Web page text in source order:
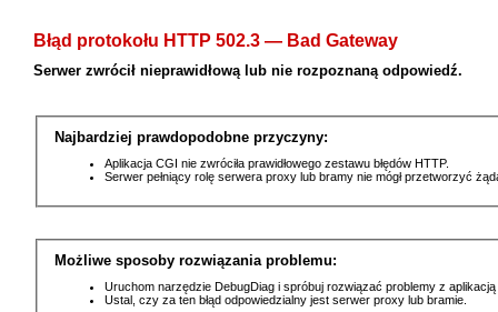
Błąd protokołu HTTP 502.3 — Bad Gateway
Serwer zwrócił nieprawidłową lub nie rozpoznaną odpowiedź.
Najbardziej prawdopodobne przyczyny:
Aplikacja CGI nie zwróciła prawidłowego zestawu błędów HTTP.
Serwer pełniący rolę serwera proxy lub bramy nie mógł przetworzyć
Możliwe sposoby rozwiązania problemu:
Uruchom narzędzie DebugDiag i spróbuj rozwiązać problemy z
Ustal, czy za ten błąd odpowiedzialny jest serwer proxy lub bramie.